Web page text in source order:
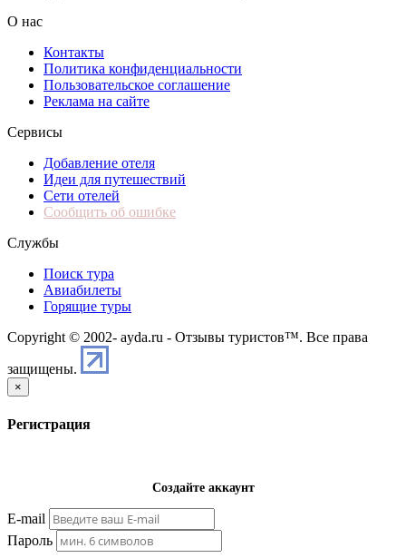
О нас
Контакты
Политика конфиденциальности
Пользовательское соглашение
Реклама на сайте
Сервисы
Добавление отеля
Идеи для путешествий
Сети отелей
Сообщить об ошибке
Службы
Поиск тура
Авиабилеты
Горящие туры
Copyright © 2002- ayda.ru - Отзывы туристов™. Все права
защищены.
×
Регистрация
Создайте аккаунт
E-mail
Пароль